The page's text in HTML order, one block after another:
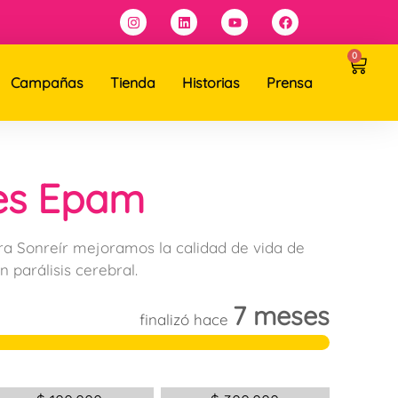
Campañas Tienda Historias Prensa
0
Epam
Sonreír mejoramos la calidad de vida de
parálisis cerebral.
finalizó hace 7 meses